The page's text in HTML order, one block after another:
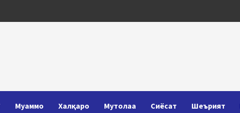
Муаммо Халқаро Мутолаа Сиёсат Шеърият